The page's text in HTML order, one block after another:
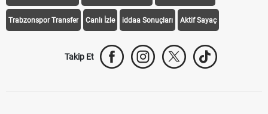
Trabzonspor Transfer Canlı İzle iddaa Sonuçları Aktif Sayaç
Takip Et